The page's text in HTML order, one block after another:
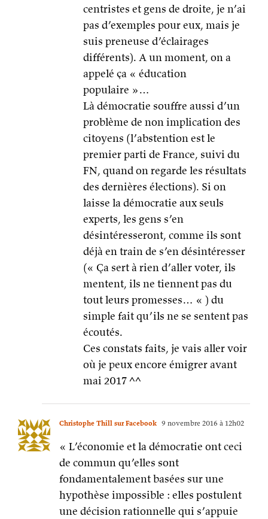
centristes et gens de droite, je n’ai
pas d’exemples pour eux, mais je
suis preneuse d’éclairages
différents). A un moment, on a
appelé ça « éducation
populaire »…
Là démocratie souffre aussi d’un
problème de non implication des
citoyens (l’abstention est le
premier parti de France, suivi du
FN, quand on regarde les résultats
des dernières élections). Si on
laisse la démocratie aux seuls
experts, les gens s’en
désintéresseront, comme ils sont
déjà en train de s’en désintéresser
(« Ça sert à rien d’aller voter, ils
mentent, ils ne tiennent pas du
tout leurs promesses… « ) du
simple fait qu’ils ne se sentent pas
écoutés.
Ces constats faits, je vais aller voir
où je peux encore émigrer avant
mai 2017 ^^
Christophe Thill sur Facebook 9 novembre 2016 à 12h02
« L’économie et la démocratie ont ceci
de commun qu’elles sont
fondamentalement basées sur une
hypothèse impossible : elles postulent
une décision rationnelle qui s’appuie